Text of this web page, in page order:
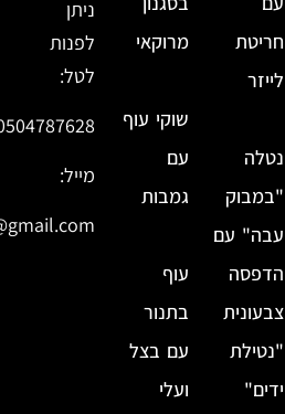
חריטת
לייזר
נטלה
"במבוק
עבה" עם
הדפסה
צבעונית
"נטילת
ידים"
מרוקאי
שוקי עוף
עם
גמבות
עוף
בתנור
עם בצל
ועלי
ניתן
לפנות
לטל:
מייל: